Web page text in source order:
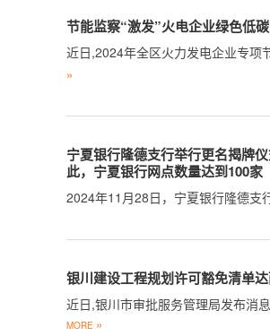
节能监察“激发”火电企业绿色低
近日,2024年全区火力发电企业专项
»
宁夏银行隆德支行举行更名揭牌
此，宁夏银行网点数量达到100家
2024年11月28日，宁夏银行隆德支
银川建设工程规划许可豁免清单
近日,银川市审批服务管理局发布消
MORE »